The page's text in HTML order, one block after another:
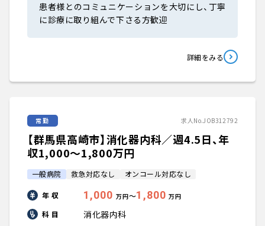
患者様とのコミュニケーションを大切にし、丁寧
に診療に取り組んで下さる方歓迎
詳細をみる
常勤 求人No.JOB312792
【群馬県高崎市】消化器内科／週4.5日、年
収1,000〜1,800万円
一般病院 救急対応なし オンコール対応なし
年 収 1,000 万円〜1,800 万円
科 目 消化器内科